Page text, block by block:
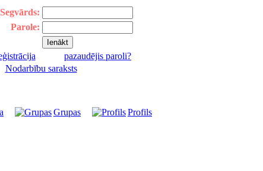
Segvārds:
Parole:
pazaudējis paroli?
Nodarbību saraksts
Grupas Profils